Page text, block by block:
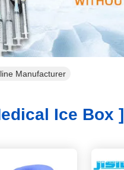
Manufacturer
Ice Box ]